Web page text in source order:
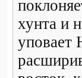
хунта и